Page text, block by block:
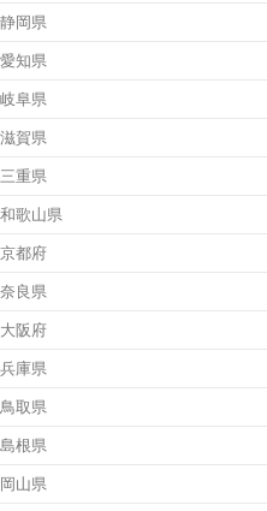
静岡県
愛知県
岐阜県
滋賀県
三重県
和歌山県
京都府
奈良県
大阪府
兵庫県
鳥取県
島根県
岡山県